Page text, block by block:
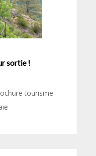
sortie !
tourisme